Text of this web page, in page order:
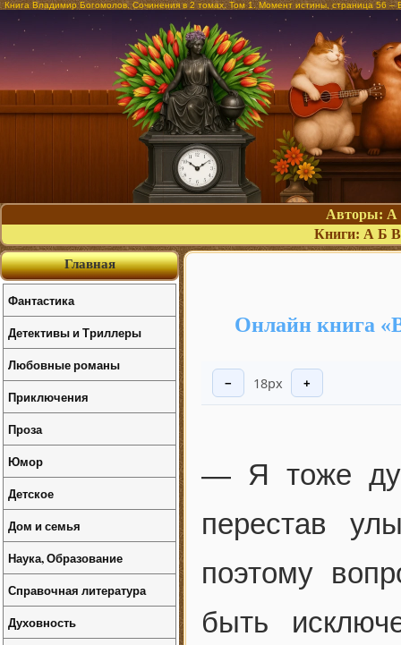
Книга Владимир Богомолов. Сочинения в 2 томах. Том 1. Момент истины, страница 56 –
Авторы: А
Книги: А Б В
Онлайн книга
− 18px +
— Я тоже
перестав
поэтому
быть
Главная
Фантастика
Детективы и Триллеры
Любовные романы
Приключения
Проза
Юмор
Детское
Дом и семья
Наука, Образование
Справочная литература
Духовность